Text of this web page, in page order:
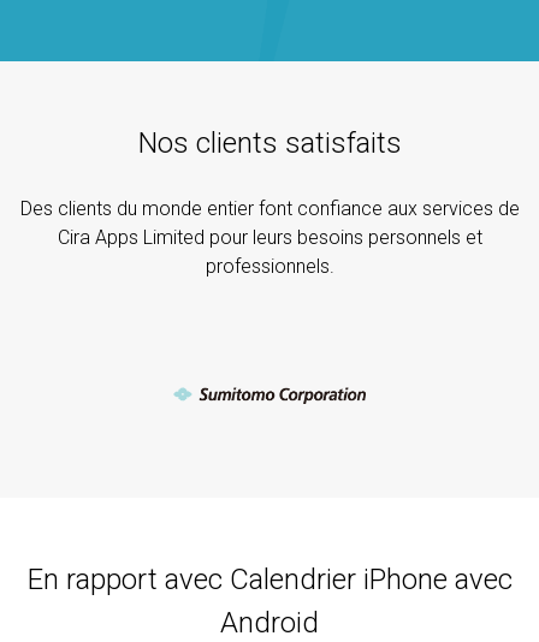
Nos clients satisfaits
Des clients du monde entier font confiance aux services de
Cira Apps Limited pour leurs besoins personnels et
professionnels.
En rapport avec Calendrier iPhone avec
Android